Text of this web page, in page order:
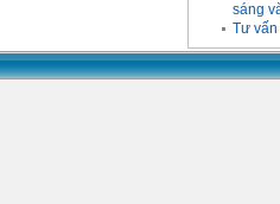
sáng
Tư